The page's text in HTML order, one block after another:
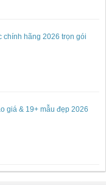
chính hãng 2026 trọn gói
giá & 19+ mẫu đẹp 2026